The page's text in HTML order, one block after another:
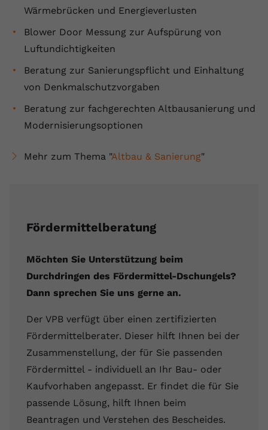
Wärmebrücken und Energieverlusten
Blower Door Messung zur Aufspürung von
Luftundichtigkeiten
Beratung zur Sanierungspflicht und Einhaltung
von Denkmalschutzvorgaben
Beratung zur fachgerechten Altbausanierung und
Modernisierungsoptionen
Mehr zum Thema "Altbau & Sanierung"
Fördermittelberatung
Möchten Sie Unterstützung beim
Durchdringen des Fördermittel-Dschungels?
Dann sprechen Sie uns gerne an.
Der VPB verfügt über einen zertifizierten
Fördermittelberater. Dieser hilft Ihnen bei der
Zusammenstellung, der für Sie passenden
Fördermittel - individuell an Ihr Bau- oder
Kaufvorhaben angepasst. Er findet die für Sie
passende Lösung, hilft Ihnen beim
Beantragen und Verstehen des Bescheides.